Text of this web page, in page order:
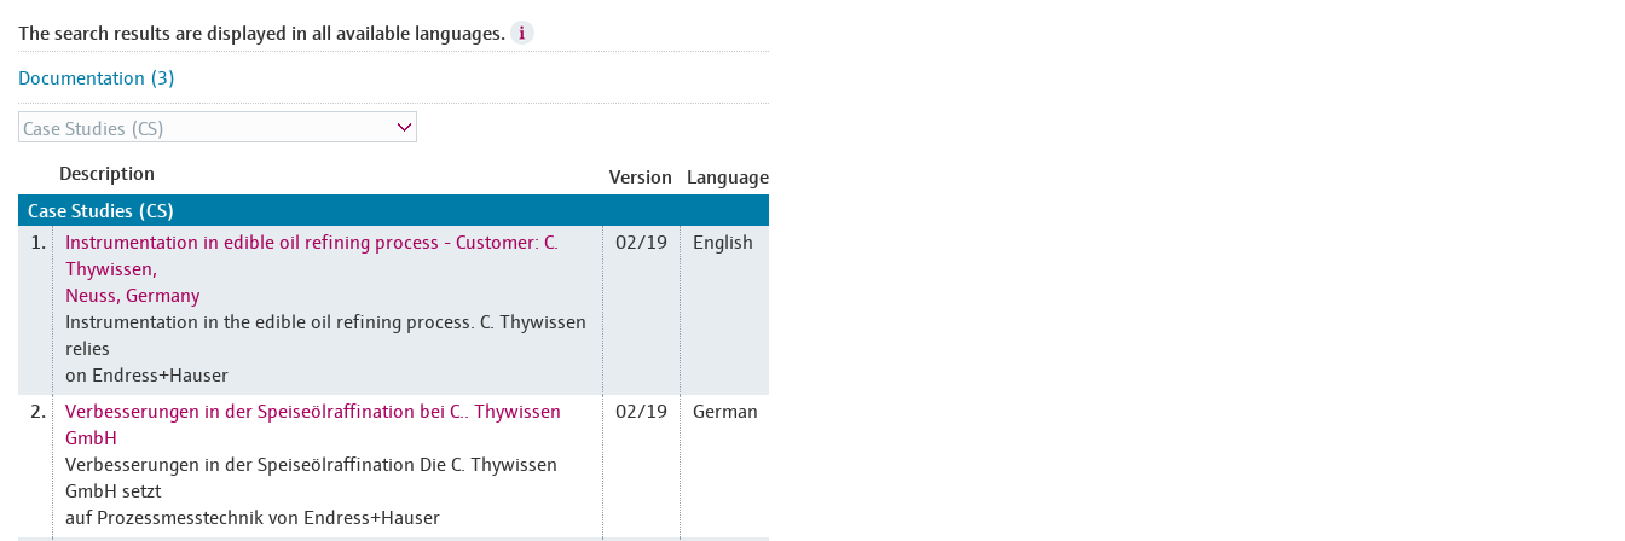
The search results are displayed in all available languages.
Documentation (3)
Description Version
Language
Case Studies (CS)
1.
Instrumentation in edible oil refining process - Customer: C.
Thywissen,
Neuss, Germany
Instrumentation in the edible oil refining process. C. Thywissen
relies
on Endress+Hauser
02/19 English
2.
Verbesserungen in der Speiseölraffination bei C.. Thywissen
GmbH
Verbesserungen in der Speiseölraffination Die C. Thywissen
GmbH setzt
auf Prozessmesstechnik von Endress+Hauser
02/19 German